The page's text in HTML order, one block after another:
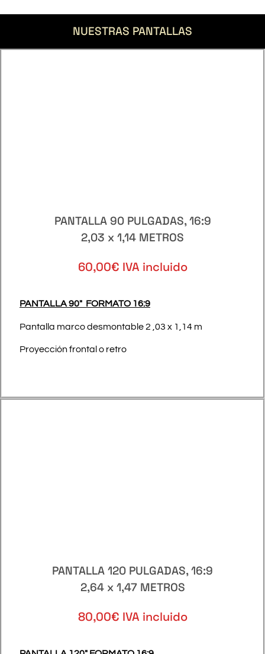
NUESTRAS PANTALLAS
PANTALLA 90 PULGADAS, 16:9
2,03 x 1,14 METROS
60,00€ IVA incluido
PANTALLA 90″ FORMATO 16:9
Pantalla marco desmontable 2 ,03 x 1,14 m
Proyección frontal o retro
PANTALLA 120 PULGADAS, 16:9
2,64 x 1,47 METROS
80,00€ IVA incluido